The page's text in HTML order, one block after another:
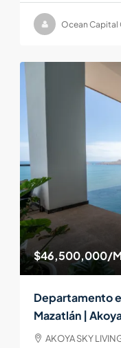
Ocean Capital
$46,500,000/
Departamento
Mazatlán |
AKOYA SKY